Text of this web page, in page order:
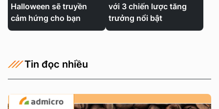
Halloween sẽ truyền
cảm hứng cho bạn
với 3 chiến lược tăng
trưởng nổi bật
Tin đọc nhiều